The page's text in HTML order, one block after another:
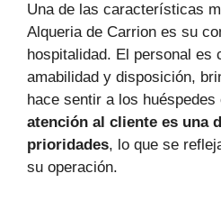
Una de las características
Alqueria de Carrion es su
hospitalidad. El personal es
amabilidad y disposición,
hace sentir a los huéspedes
atención al cliente es una
prioridades, lo que se
su operación.